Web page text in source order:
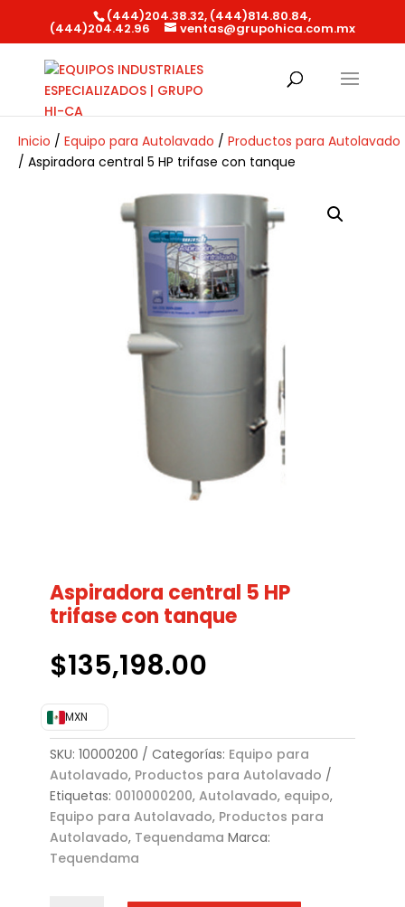
(444)204.38.32, (444)814.80.84,
(444)204.42.96 ventas@grupohica.com.mx
Inicio / Equipo para Autolavado / Productos para Autolavado
/ Aspiradora central 5 HP trifase con tanque
Aspiradora central 5 HP
trifase con tanque
$135,198.00
MXN
SKU: 10000200 Categorías: Equipo para
Autolavado, Productos para Autolavado
Etiquetas: 0010000200, Autolavado, equipo,
Equipo para Autolavado, Productos para
Autolavado, Tequendama Marca:
Tequendama